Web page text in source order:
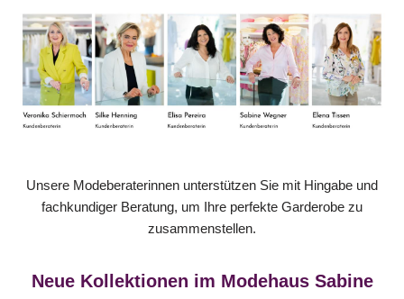
Unsere Modeberaterinnen unterstützen Sie mit Hingabe und
fachkundiger Beratung, um Ihre perfekte Garderobe zu
zusammenstellen.
Neue Kollektionen im Modehaus Sabine